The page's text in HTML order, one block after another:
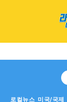
로컬뉴스 미국/국제